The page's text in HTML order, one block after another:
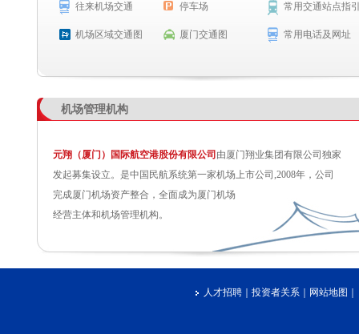
往来机场交通 停车场 常用交通站点指
机场区域交通图 厦门交通图 常用电话及网址
机场管理机构
元翔（厦门）国际航空港股份有限公司 由厦门翔业集团有限公司独家
发起募集设立。是中国民航系统第一家机场上市公司,2008年，公司
完成厦门机场资产整合，全面成为厦门机场
经营主体和机场管理机构。
人才招聘 投资者关系 网站地图